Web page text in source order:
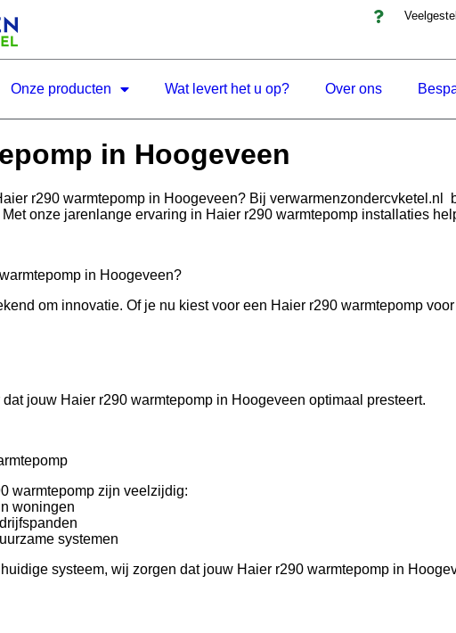
Onze producten Wat levert het u op? Over ons
in Hoogeveen
r290 warmtepomp in Hoogeveen? Bij
onze jarenlange ervaring in Haier r290 warmtepomp installaties
in Hoogeveen?
om innovatie. Of je nu kiest voor een Haier r290 warmtepomp
jouw Haier r290 warmtepomp in Hoogeveen optimaal presteert.
warmtepomp zijn veelzijdig:
woningen
systemen
systeem, wij zorgen dat jouw Haier r290 warmtepomp in